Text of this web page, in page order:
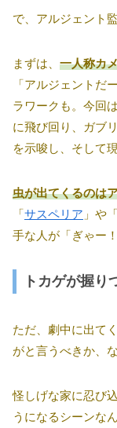
で、アルジェント監
まずは、 一人称カ
「アルジェントだ
ラワークも。今回は
に飛び回り、ガブ
を示唆し、そして
虫が出てくるのは
「サスペリア 」や
手な人が「ぎゃー
トカゲが握り
ただ、劇中に出て
がと言うべきか、
怪しげな家に忍び
うになるシーンな